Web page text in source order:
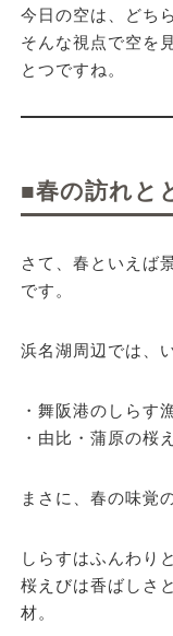
今日の空は、どち
そんな視点で空を
とつですね。
■春の訪れと
さて、春といえば
です。
浜名湖周辺では、
・舞阪港のしらす
・由比・蒲原の桜
まさに、春の味覚
しらすはふんわり
桜えびは香ばしさ
材。